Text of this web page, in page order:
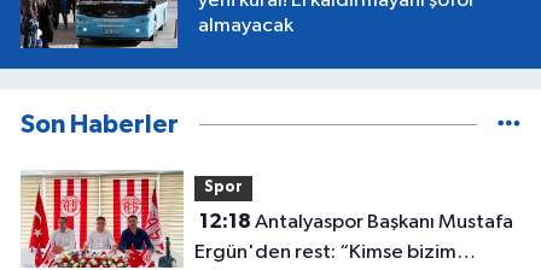
almayacak
Son Haberler
Spor
12:18
Ergün'den rest: “Kimse bizim